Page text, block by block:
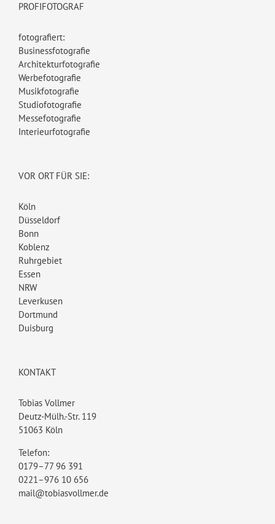
PROFIFOTOGRAF
fotografiert:
Businessfotografie
Architekturfotografie
Werbefotografie
Musikfotografie
Studiofotografie
Messefotografie
Interieurfotografie
VOR ORT FÜR SIE:
Köln
Düsseldorf
Bonn
Koblenz
Ruhrgebiet
Essen
NRW
Leverkusen
Dortmund
Duisburg
KONTAKT
Tobias Vollmer
Deutz-Mülh.-Str. 119
51063 Köln
Telefon:
0179–77 96 391
0221–976 10 656
mail@tobiasvollmer.de